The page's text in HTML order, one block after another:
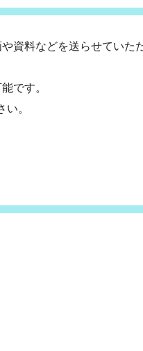
資料などを送らせていた
です。
。